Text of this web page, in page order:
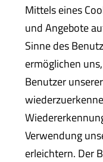
Mittels eines
und Angebote
Sinne des
ermöglichen
Benutzer
Verwendung
erleichtern. Der